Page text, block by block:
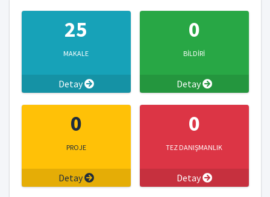
25
MAKALE
Detay
0
BİLDİRİ
Detay
0
PROJE
Detay
0
TEZ DANIŞMANLIK
Detay